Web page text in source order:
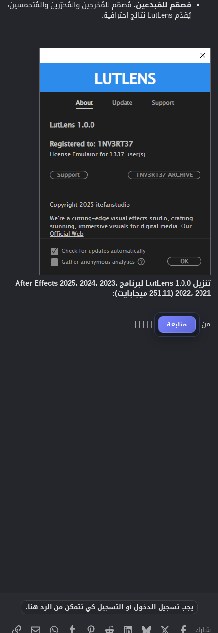
مُصمّم للمُبدعين. مُصمّم للمُخرجين والمُحرّرين والمُتحمسين،
يُقدّم LutLens نتائج احترافية.
تنزيل LutLens 1.0.0 لبرنامج After Effects 2025، 2024، 2023،
2022، 2021 (251.11 ميجابايت):
من متابعة |
|
|
|
|
يجب تسجيل الدخول أو التسجيل كي تتمكن من الرد هنا.
شارك: فيسبوك Bluesky
LinkedIn
Reddit
Pinterest
Tumblr
WhatsApp
البريد